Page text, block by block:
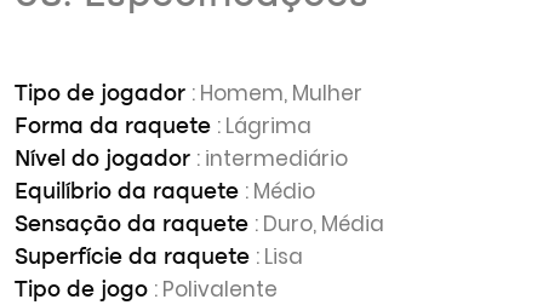
Tipo de jogador : Homem, Mulher
Forma da raquete : Lágrima
Nível do jogador : intermediário
Equilíbrio da raquete : Médio
Sensação da raquete : Duro, Média
Superfície da raquete : Lisa
Tipo de jogo : Polivalente